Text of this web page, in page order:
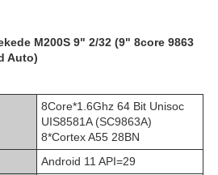
M200S 9" 2/32 (9" 8core 9863
Auto)
8Core*1.6Ghz 64 Bit Unisoc
UIS8581A (SC9863A)
8*Cortex A55 28BN
Android 11 API=29